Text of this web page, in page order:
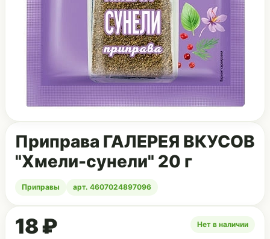
Приправа ГАЛЕРЕЯ ВКУСОВ
"Хмели-сунели" 20 г
Приправы арт. 4607024897096
18 ₽ Нет в наличии